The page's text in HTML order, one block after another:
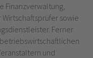
Finanzverwaltung,
sowie
Ferner
und